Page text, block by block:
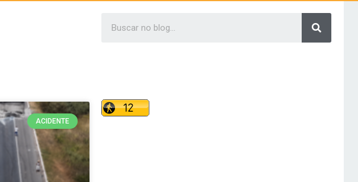
ACIDENTE